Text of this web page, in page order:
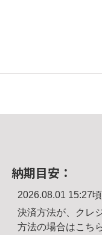
納期目安：
2026.08.01 15:27
決済方法が、クレ
方法の場合はこち